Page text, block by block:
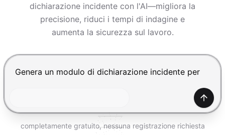
PROVA GRATIS
dichiarazione incidente con l'AI—migliora la
precisione, riduci i tempi di indagine e
aumenta la sicurezza sul lavoro.
Premi Invio per inviare, Shift+Invio per nuova riga
completamente gratuito, nessuna registrazione richiesta